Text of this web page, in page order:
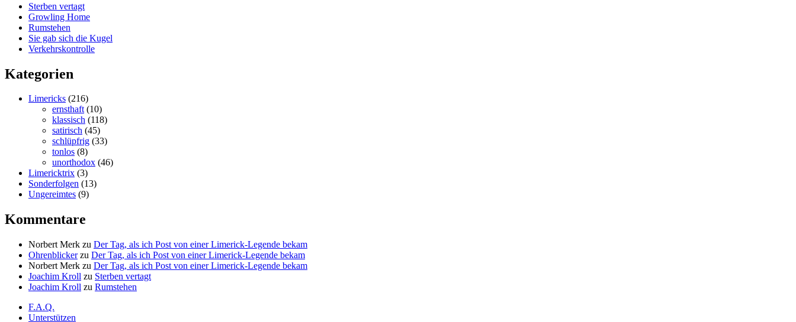
Sterben vertagt
Growling Home
Rumstehen
Sie gab sich die Kugel
Verkehrskontrolle
Kategorien
Limericks (216)
ernsthaft(10)
klassisch (118)
satirisch (45)
schlüpfrig (33)
tonlos (8)
unorthodox (46)
Limericktrix (3)
Sonderfolgen (13)
Ungereimtes (9)
Kommentare
Norbert Merk zu Der Tag, als ich Post von einer Limerick-Legende bekam
Ohrenblickerzu Der Tag, als ich Post von einer Limerick-Legende bekam
Norbert Merk zu Der Tag, als ich Post von einer Limerick-Legende bekam
Joachim Kroll zu Sterben vertagt
Joachim Kroll zu Rumstehen
F.A.Q.
Unterstützen